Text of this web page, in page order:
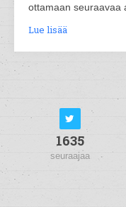
ottamaan seuraavaa
Lue lisää
1635
seuraajaa